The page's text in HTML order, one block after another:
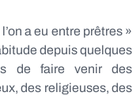
a eu entre prêtres »
depuis quelques
de faire venir des
des religieuses, des